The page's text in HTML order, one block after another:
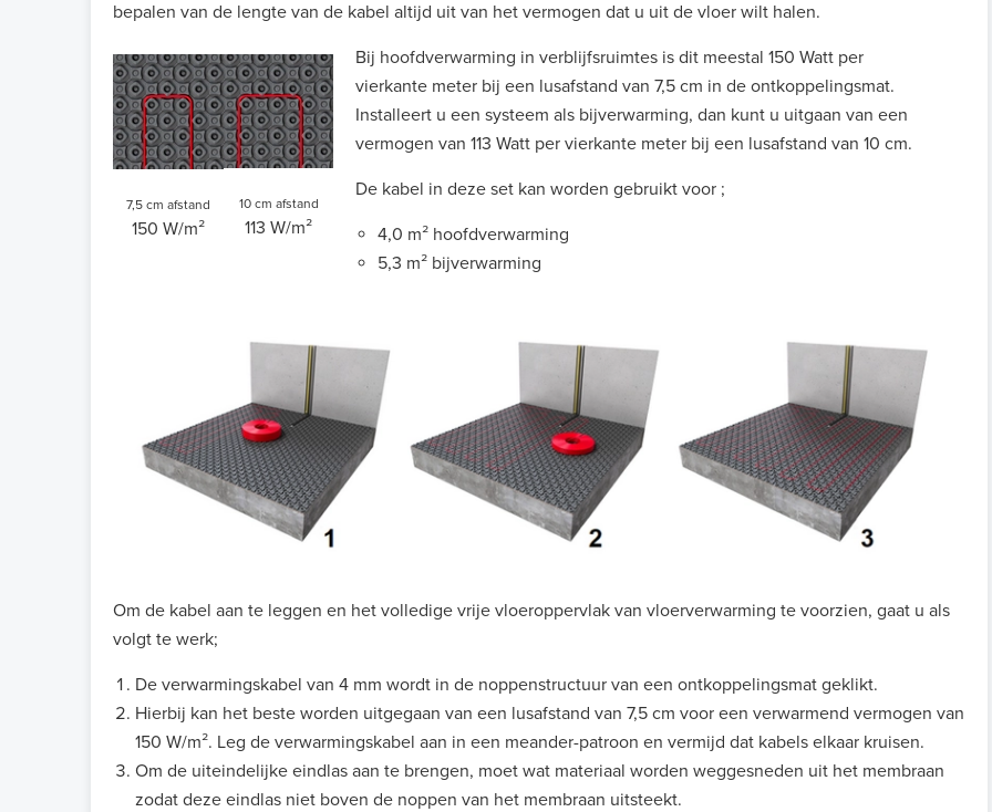
bepalen van de lengte van de kabel altijd uit van het vermogen dat u uit de vloer wilt halen.
7,5 cm afstand
150 W/m²
10 cm afstand
113 W/m²
Bij hoofdverwarming in verblijfsruimtes is dit meestal 150 Watt per
vierkante meter bij een lusafstand van 7,5 cm in de ontkoppelingsmat.
Installeert u een systeem als bijverwarming, dan kunt u uitgaan van een
vermogen van 113 Watt per vierkante meter bij een lusafstand van 10 cm.
De kabel in deze set kan worden gebruikt voor ;
4,0 m² hoofdverwarming
5,3 m² bijverwarming
Om de kabel aan te leggen en het volledige vrije vloeroppervlak van vloerverwarming te voorzien, gaat u als
volgt te werk;
De verwarmingskabel van 4 mm wordt in de noppenstructuur van een ontkoppelingsmat geklikt.
Hierbij kan het beste worden uitgegaan van een lusafstand van 7,5 cm voor een verwarmend vermogen van
150 W/m². Leg de verwarmingskabel aan in een meander-patroon en vermijd dat kabels elkaar kruisen.
Om de uiteindelijke eindlas aan te brengen, moet wat materiaal worden weggesneden uit het membraan
zodat deze eindlas niet boven de noppen van het membraan uitsteekt.